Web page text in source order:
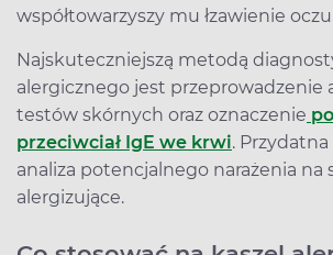
współtowarzyszy mu łzawienie
Najskuteczniejszą metodą
alergicznego jest przeprowadzenie
testów skórnych oraz oznaczenie
przeciwciał IgE we krwi.
analiza potencjalnego narażenia na
alergizujące.